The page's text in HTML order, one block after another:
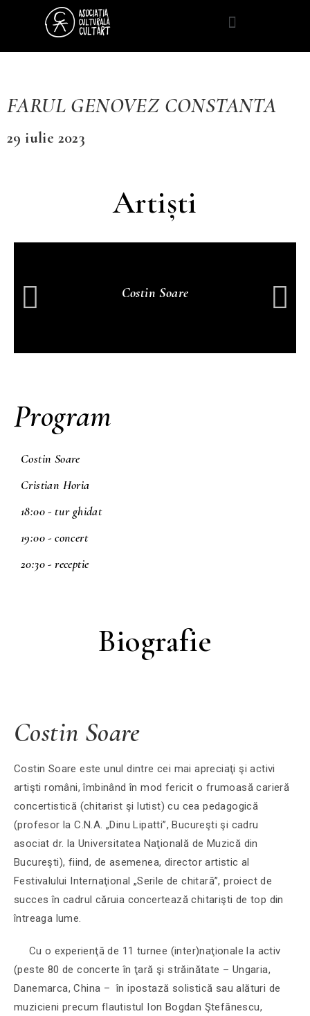
FARUL GENOVEZ CONSTANTA
29 iulie 2023
Artiști
Costin Soare
Program
Costin Soare
Cristian Horia
18:00 - tur ghidat
19:00 - concert
20:30 - receptie
Biografie
Costin Soare
Costin Soare este unul dintre cei mai apreciaţi şi activi
artişti români, îmbinând în mod fericit o frumoasă carieră
concertistică (chitarist şi lutist) cu cea pedagogică
(profesor la C.N.A. „Dinu Lipatti”, Bucureşti şi cadru
asociat dr. la Universitatea Naţională de Muzică din
Bucureşti), fiind, de asemenea, director artistic al
Festivalului Internaţional „Serile de chitară”, proiect de
succes în cadrul căruia concertează chitarişti de top din
întreaga lume.
Cu o experienţă de 11 turnee (inter)naţionale la activ
(peste 80 de concerte în ţară şi străinătate – Ungaria,
Danemarca, China – în ipostază solistică sau alături de
muzicieni precum flautistul Ion Bogdan Ştefănescu,